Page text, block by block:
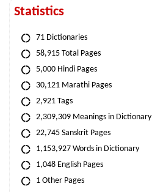
Statistics
71 Dictionaries
58,915 Total Pages
5,000 Hindi Pages
30,121 Marathi Pages
2,921 Tags
2,309,309 Meanings in Dictionary
22,745 Sanskrit Pages
1,153,927 Words in Dictionary
1,048 English Pages
1 Other Pages